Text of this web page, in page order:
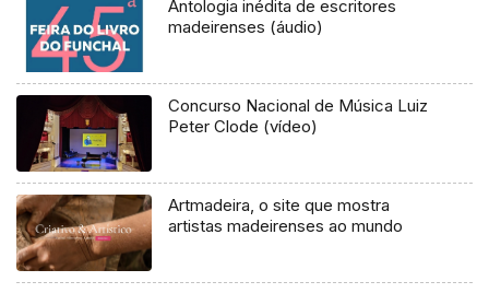
Antologia inédita de escritores
madeirenses (áudio)
Concurso Nacional de Música Luiz
Peter Clode (vídeo)
Artmadeira, o site que mostra
artistas madeirenses ao mundo